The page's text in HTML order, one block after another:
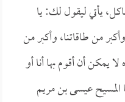
يأتي ليقول لك: يا
من طاقاتنا، وأكبر من
يمكن أن أقوم بها أنا أو
المسيح عيسى بن مريم